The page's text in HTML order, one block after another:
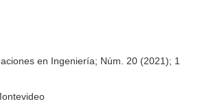
en Ingeniería; Núm. 20 (2021); 1